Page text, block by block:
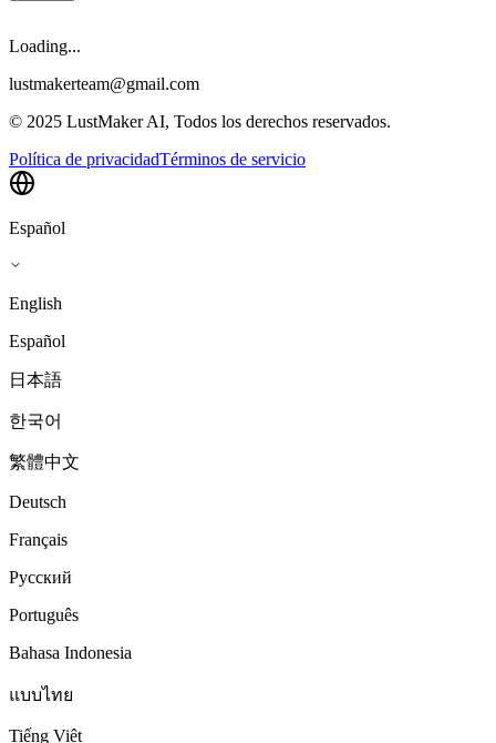
Loading...
lustmakerteam@gmail.com
© 2025 LustMaker AI, Todos los derechos reservados.
Política de privacidadTérminos de servicio
Español
English
Español
日本語
한국어
繁體中文
Deutsch
Français
Русский
Português
Bahasa Indonesia
แบบไทย
Tiếng Việt